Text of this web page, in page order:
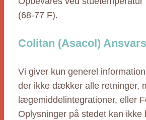
(68-77 F).
Colitan (Asacol)
Vi giver kun generel
der ikke dækker alle retninger,
lægemiddelintegrationer, eller
Oplysninger på stedet kan ikke